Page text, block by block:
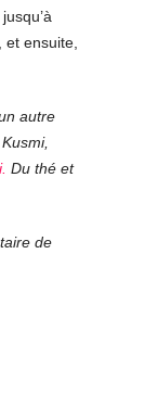
ensuite,
autre
Du thé et
de